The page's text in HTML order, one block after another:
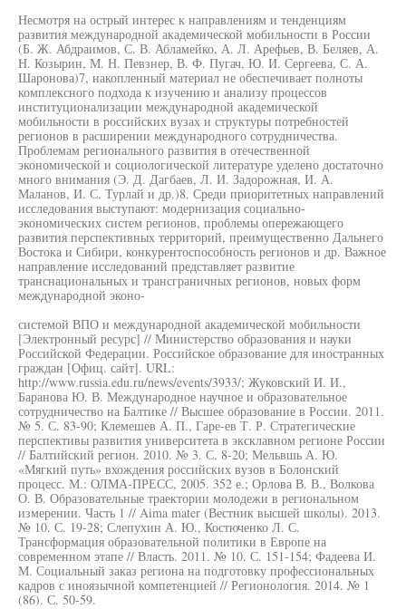
Несмотря на острый интерес к направлениям и тенденциям
развития международной академической мобильности в России
(Б. Ж. Абдраимов, С. В. Абламейко, А. Л. Арефьев, В. Беляев, А.
Н. Козырин, М. Н. Певзнер, В. Ф. Пугач, Ю. И. Сергеева, С. А.
Шаронова)7, накопленный материал не обеспечивает полноты
комплексного подхода к изучению и анализу процессов
институционализации международной академической
мобильности в российских вузах и структуры потребностей
регионов в расширении международного сотрудничества.
Проблемам регионального развития в отечественной
экономической и социологической литературе уделено достаточно
много внимания (Э. Д. Дагбаев, Л. И. Задорожная, И. А.
Маланов, И. С. Турлай и др.)8. Среди приоритетных направлений
исследования выступают: модернизация социально-
экономических систем регионов, проблемы опережающего
развития перспективных территорий, преимущественно Дальнего
Востока и Сибири, конкурентоспособность регионов и др. Важное
направление исследований представляет развитие
транснациональных и трансграничных регионов, новых форм
международной эконо-
системой ВПО и международной академической мобильности
[Электронный ресурс] // Министерство образования и науки
Российской Федерации. Российское образование для иностранных
граждан [Офиц. сайт]. URL:
http://www.russia.edu.ru/news/events/3933/; Жуковский И. И.,
Баранова Ю. В. Международное научное и образовательное
сотрудничество на Балтике // Высшее образование в России. 2011.
№ 5. С. 83-90; Клемешев А. П., Гаре-ев Т. Р. Стратегические
перспективы развития университета в эксклавном регионе России
// Балтийский регион. 2010. № 3. С. 8-20; Мельвшь А. Ю.
«Мягкий путь» вхождения российских вузов в Болонский
процесс. М.: ОЛМА-ПРЕСС, 2005. 352 е.; Орлова В. В., Волкова
О. В. Образовательные траектории молодежи в региональном
измерении. Часть 1 // Aima mater (Вестник высшей школы). 2013.
№ 10. С. 19-28; Слепухин А. Ю., Костюченко Л. С.
Трансформация образовательной политики в Европе на
современном этапе // Власть. 2011. № 10. С. 151-154; Фадеева И.
М. Социальный заказ региона на подготовку профессиональных
кадров с иноязычной компетенцией // Регионология. 2014. № 1
(86). С. 50-59.